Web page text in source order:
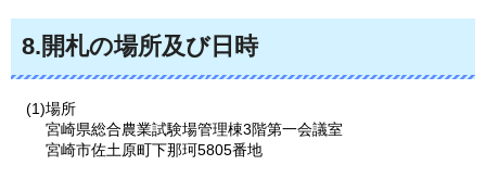
8.開札の場所及び日時
(1)場所
宮崎県総合農業試験場管理棟3階第一会議室
宮崎市佐土原町下那珂5805番地